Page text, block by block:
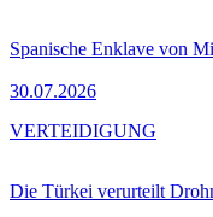
Spanische Enklave von
30.07.2026
Die Türkei verurteilt
VERTEIDIGUNG